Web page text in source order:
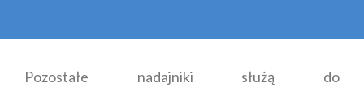
Pozostałe nadajniki służą do